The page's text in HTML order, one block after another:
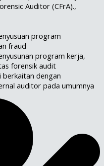
Auditor (CFrA).,
program
fraud
program kerja,
forensik audit
berkaitan dengan
auditor pada umumnya